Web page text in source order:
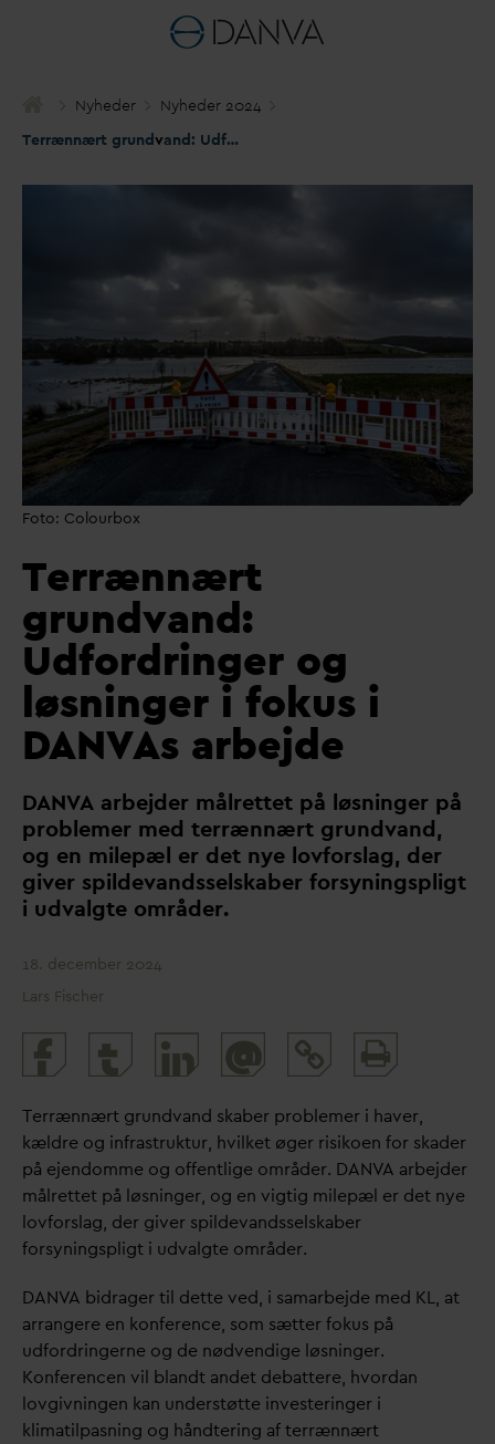
Nyheder
Nyheder 2024
Terrænnært grundvand: Udfordringer og løsninger i fokus i
Foto: Colourbox
Terrænnært
grundvand:
Udfordringer og
løsninger i fokus i
DANVAs arbejde
DANVA arbejder målrettet på løsninger på
problemer med terrænnært grundvand,
og en milepæl er det nye lovforslag, der
giver spildevandsselskaber forsyningspligt
i udvalgte områder.
18. december 2024
Lars Fischer
@
and
Terrænnært grundvand skaber problemer i haver,
kældre og infrastruktur, hvilket øger risikoen for skader
på ejendomme og offentlige områder. DANVA arbejder
målrettet på løsninger, og en vigtig milepæl er det nye
lovforslag, der giver spildevandsselskaber
forsyningspligt i udvalgte områder.
DANVA bidrager til dette ved, i samarbejde med KL, at
arrangere en konference, som sætter fokus på
udfordringerne og de nødvendige løsninger.
Konferencen vil blandt andet debattere, hvordan
lovgivningen kan understøtte investeringer i
klimatilpasning og håndtering af terrænnært